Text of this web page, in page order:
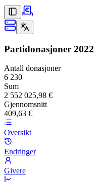
Partidonasjoner 2022
Antall donasjoner
6 230
Sum
2 552 025,98 €
Gjennomsnitt
409,63 €
Oversikt
Endringer
Givere